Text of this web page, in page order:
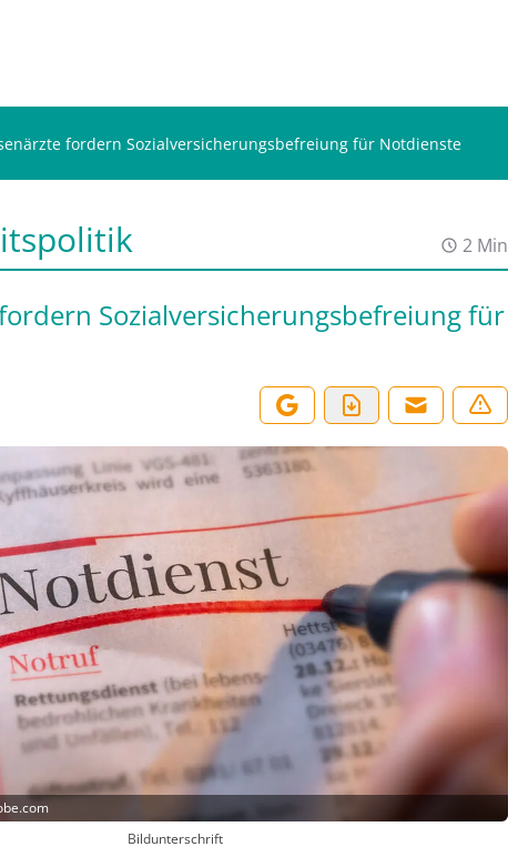
fordern Sozialversicherungsbefreiung für Notdienste
2 Min
Sozialversicherungsbefreiung für
Bildunterschrift